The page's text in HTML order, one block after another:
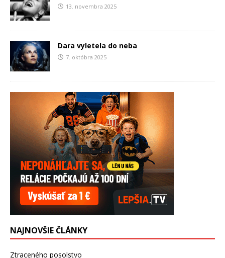
13. novembra 2025
Dara vyletela do neba
7. októbra 2025
NAJNOVŠIE ČLÁNKY
Ztraceného posolstvo